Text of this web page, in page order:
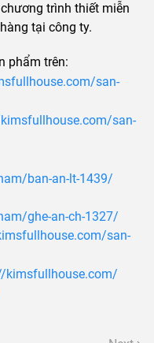
trình thiết miễn
tại công ty.
phẩm trên:
san-
san-
ban-an-lt-1439/
ghe-an-ch-1327/
san-
kimsfullhouse.com/